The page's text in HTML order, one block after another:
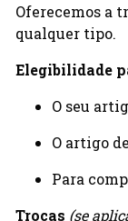
Oferecemos a
qualquer tipo.
Elegibilidade
O seu
O artigo
Para
Trocas (se